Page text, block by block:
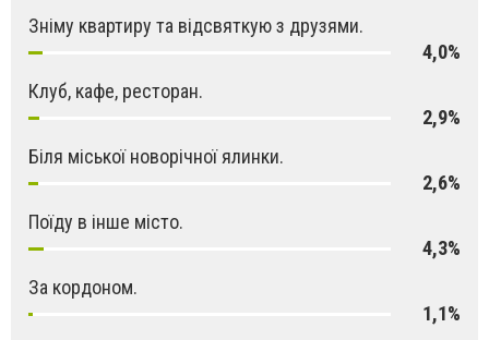
Зніму квартиру та відсвяткую з друзями.
4,0%
Клуб, кафе, ресторан.
2,9%
Біля міської новорічної ялинки.
2,6%
Поїду в інше місто.
4,3%
За кордоном.
1,1%